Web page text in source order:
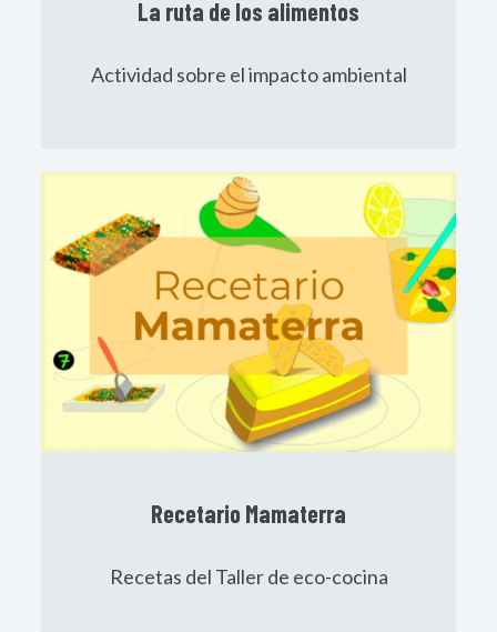
La ruta de los alimentos
Actividad sobre el impacto ambiental
Recetario Mamaterra
Recetas del Taller de eco-cocina